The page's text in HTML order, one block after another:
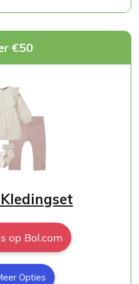
€50
op Bol.com
Opties